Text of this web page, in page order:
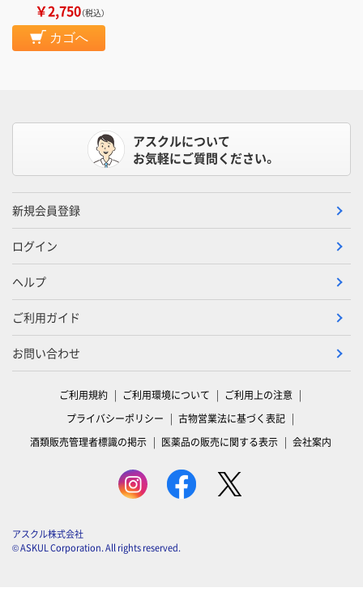
￥2,750（税込）
カゴへ
アスクルについて
お気軽にご質問ください。
新規会員登録
ログイン
ヘルプ
ご利用ガイド
お問い合わせ
ご利用規約 ご利用環境について
ご利用上の注意
プライバシーポリシー
古物営業法に基づく表記
酒類販売管理者標識の掲示
医薬品の販売に関する表示 会社案内
アスクル株式会社
© ASKUL Corporation. All rights reserved.